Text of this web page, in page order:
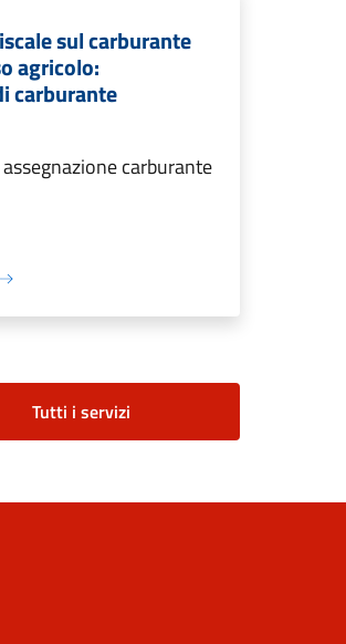
sul carburante
agricolo:
carburante
carburante
Tutti i servizi